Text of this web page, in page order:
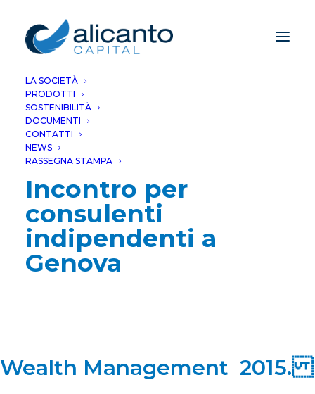
LA SOCIETÀ
PRODOTTI
SOSTENIBILITÀ
DOCUMENTI
CONTATTI
NEWS
RASSEGNA STAMPA
Incontro per
consulenti
indipendenti a
Genova
Wealth Management 2015.